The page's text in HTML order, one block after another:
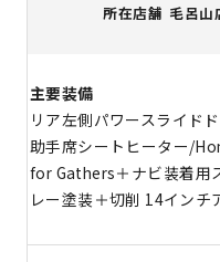
所在店舗 毛呂山
主要装備
リア左側パワースライド
助手席シートヒーター/
for Gathers＋ナビ装着用
レー塗装＋切削 14インチ